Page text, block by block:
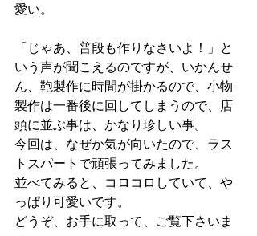
愛い。
「じゃあ、普段も作りなさいよ！」と
いう声が聞こえるのですが、いかんせ
ん、鞄製作に時間が掛かるので、小物
製作は一番後に回してしまうので、店
頭に並ぶ事は、かなり珍しい事。
今回は、なぜか気が向いたので、ラス
トスパートで頑張ってみました。
並べてみると、コロコロしていて、や
っぱり可愛いです。
どうぞ、お手に取って、ご覧下さいま